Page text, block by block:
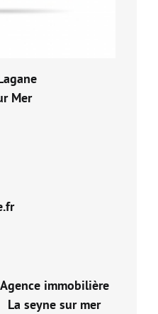
Mer
Agence immobilière
La seyne sur mer